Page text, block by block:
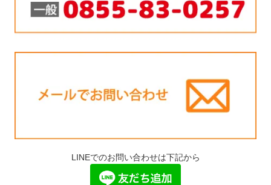
LINEでのお問い合わせは下記から